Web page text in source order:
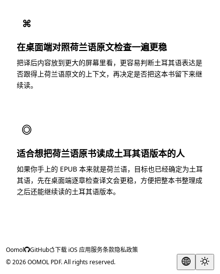
⌘
在桌面端对照荷兰语原文检查一遍更稳
把译后内容放到更大的屏幕里看，更容易判断土耳其语表达是
否跟得上荷兰语原文的上下文，再决定是否把这本书留下来继
续读。
◎
适合想把荷兰语原书读成土耳其语版本的人
如果你手上的 EPUB 本来就是荷兰语，目标也已经确定为土耳
其语，先在桌面端逐章检查译文会更稳，方便把整本书整理成
之后还能继续读的土耳其语版本。
Oomol GitHub 下载 iOS 应用服务条款隐私政策
© 2026 OOMOL PDF. All rights reserved.